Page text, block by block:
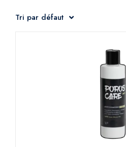
Tri par défaut